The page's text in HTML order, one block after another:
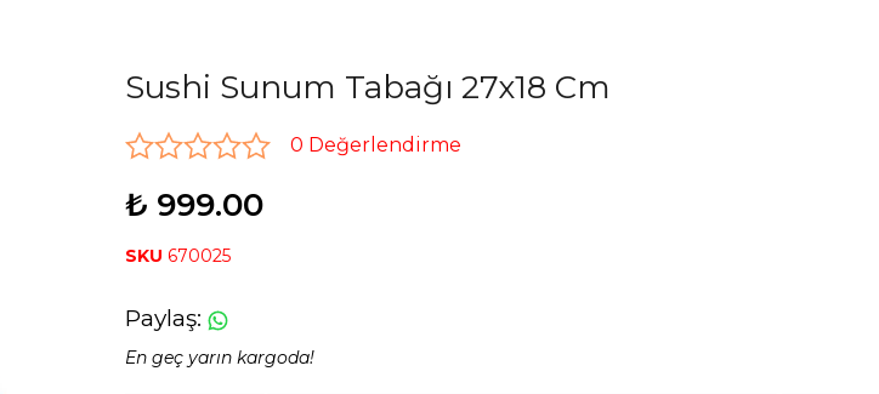
Sushi Sunum Tabağı 27x18 Cm
0 Değerlendirme
₺ 999.00
SKU 670025
Paylaş:
En geç yarın kargoda!